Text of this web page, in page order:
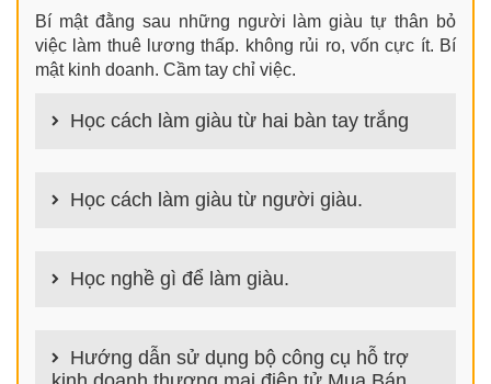
Bí mật đằng sau những người làm giàu tự thân bỏ
việc làm thuê lương thấp. không rủi ro, vốn cực ít. Bí
mật kinh doanh. Cầm tay chỉ việc.
Học cách làm giàu từ hai bàn tay trắng
nhưng hiệu quả bất ngờ. Bạn có thể thành công ngay
cả khi không có gì trong tay.
Học cách làm giàu từ người giàu.
làm giàu từ người giàu. Bạn sẽ có được góc nhìn đa
chiều khi đi sâu vào phân tích cách người giàu làm
Học nghề gì để làm giàu.
nhất hiện nay là gì? Nên học nghề gì để kiếm tiền
hiện nay? Nghề kiếm tiền tại nhà nào đơn giản thu
Hướng dẫn sử dụng bộ công cụ hỗ trợ